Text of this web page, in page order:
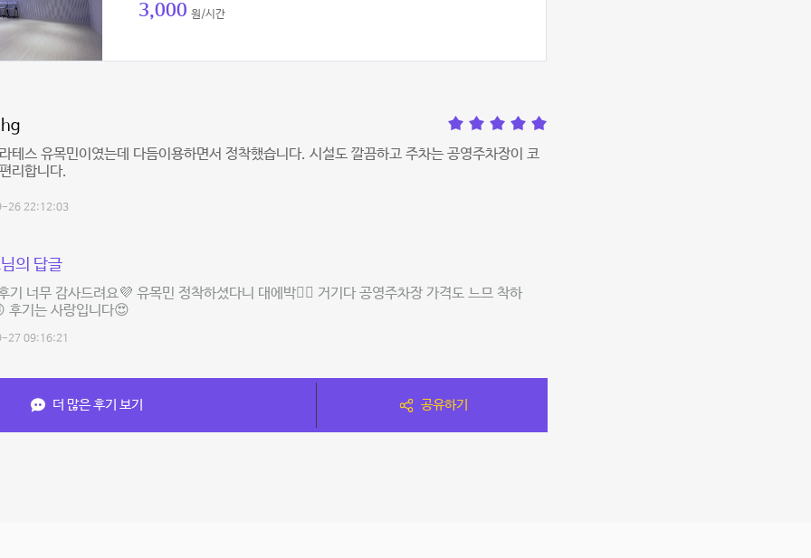
3,000 원/시간
테스 유목민이였는데 다듬이용하면서 정착했습니다. 시설도 깔끔하고 주차는 공영주차장이 코
리합니다.
26 22:12:03
의 답글
기 너무 감사드려요💜 유목민 정착하셨다니 대에박👍🏻 거기다 공영주차장 가격도 느므 착하
기는 사랑입니다😍
27 09:16:21
더 많은 후기 보기 공유하기